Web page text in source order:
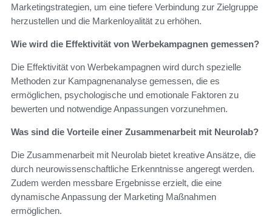
Marketingstrategien, um eine tiefere Verbindung zur Zielgruppe
herzustellen und die Markenloyalität zu erhöhen.
Wie wird die Effektivität von Werbekampagnen gemessen?
Die Effektivität von Werbekampagnen wird durch spezielle
Methoden zur Kampagnenanalyse gemessen, die es
ermöglichen, psychologische und emotionale Faktoren zu
bewerten und notwendige Anpassungen vorzunehmen.
Was sind die Vorteile einer Zusammenarbeit mit Neurolab?
Die Zusammenarbeit mit Neurolab bietet kreative Ansätze, die
durch neurowissenschaftliche Erkenntnisse angeregt werden.
Zudem werden messbare Ergebnisse erzielt, die eine
dynamische Anpassung der Marketing Maßnahmen
ermöglichen.